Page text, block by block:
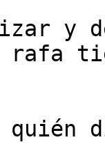
y
rafa
quién